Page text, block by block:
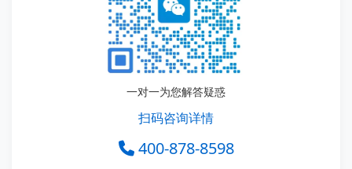
一对一为您解答疑惑
扫码咨询详情
400-878-8598